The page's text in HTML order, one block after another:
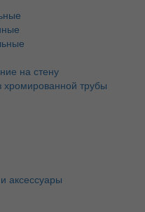
на стену
трубы
аксессуары